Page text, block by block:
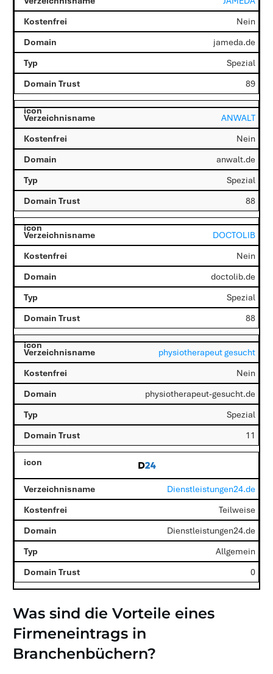
Nein
jameda.de
Spezial
89
ANWALT
Nein
anwalt.de
Spezial
88
DOCTOLIB
Nein
doctolib.de
Spezial
88
physiotherapeut gesucht
Nein
physiotherapeut-gesucht.de
Spezial
11
Dienstleistungen24.de
Teilweise
Dienstleistungen24.de
Allgemein
0
Was sind die Vorteile eines
Firmeneintrags in
Branchenbüchern?